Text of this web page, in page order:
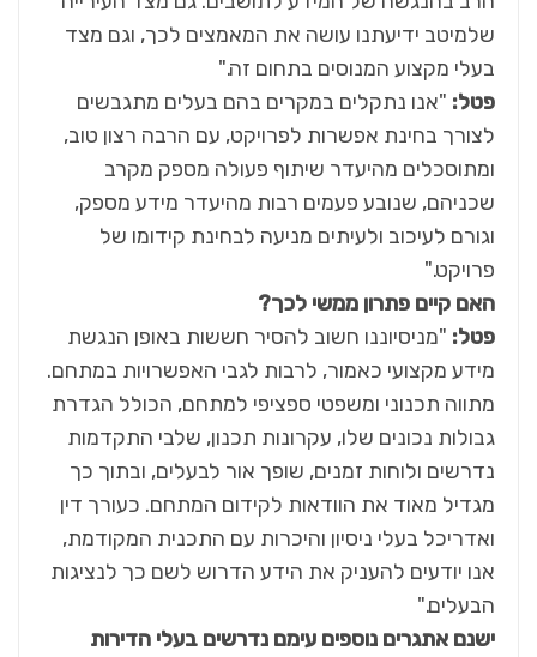
שלמיטב ידיעתנו עושה את המאמצים לכך, וגם מצד
בעלי מקצוע המנוסים בתחום זה."
פטל: "אנו נתקלים במקרים בהם בעלים מתגבשים
לצורך בחינת אפשרות לפרויקט, עם הרבה רצון טוב,
ומתוסכלים מהיעדר שיתוף פעולה מספק מקרב
שכניהם, שנובע פעמים רבות מהיעדר מידע מספק,
וגורם לעיכוב ולעיתים מניעה לבחינת קידומו של
פרויקט."
האם קיים פתרון ממשי לכך?
פטל: "מניסיוננו חשוב להסיר חששות באופן הנגשת
מידע מקצועי כאמור, לרבות לגבי האפשרויות במתחם.
מתווה תכנוני ומשפטי ספציפי למתחם, הכולל הגדרת
גבולות נכונים שלו, עקרונות תכנון, שלבי התקדמות
נדרשים ולוחות זמנים, שופך אור לבעלים, ובתוך כך
מגדיל מאוד את הוודאות לקידום המתחם. כעורך דין
ואדריכל בעלי ניסיון והיכרות עם התכנית המקודמת,
אנו יודעים להעניק את הידע הדרוש לשם כך לנציגות
הבעלים."
ישנם אתגרים נוספים עימם נדרשים בעלי הדירות